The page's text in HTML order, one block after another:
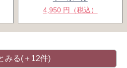
4,950 円（税込）
みる(＋12件)